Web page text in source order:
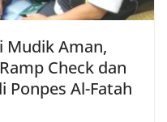
Mudik Aman,
Check dan
Ponpes Al-Fatah